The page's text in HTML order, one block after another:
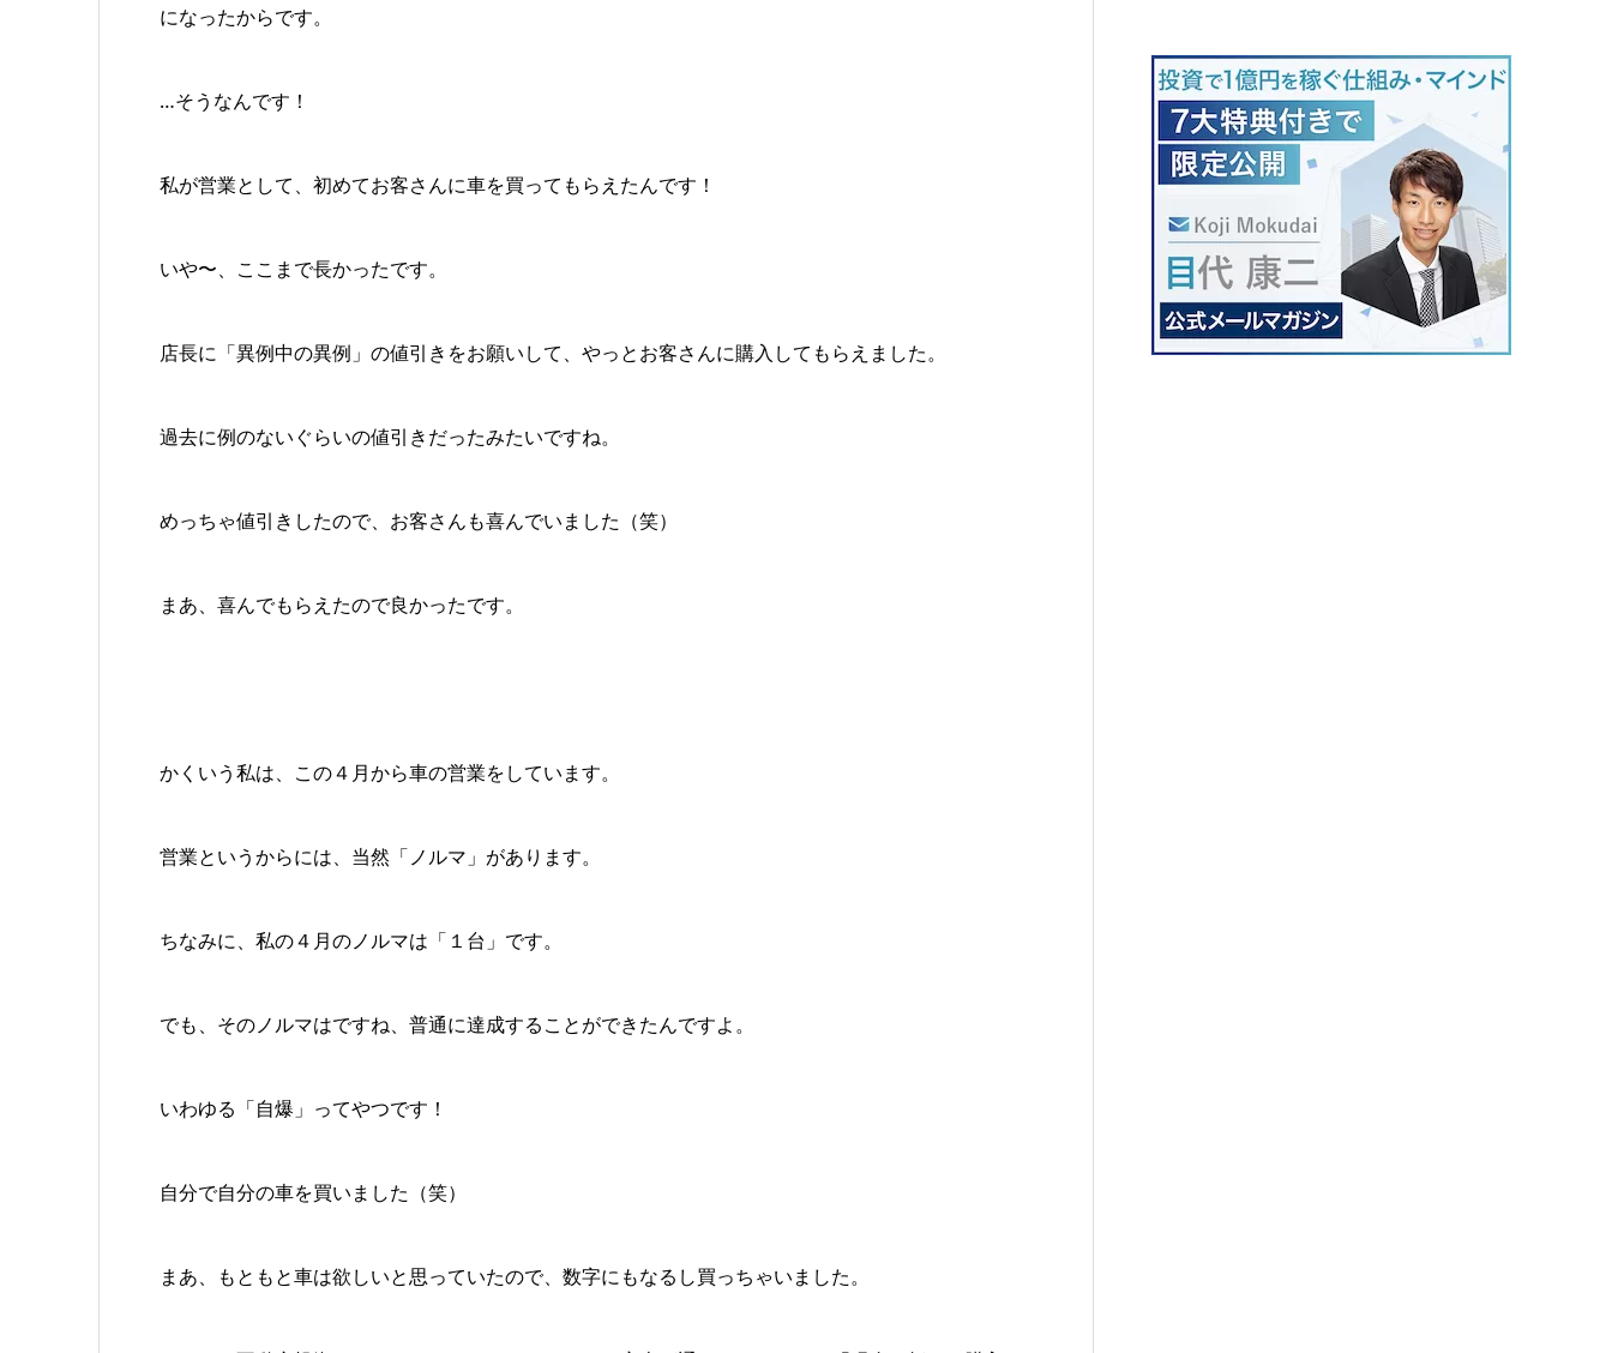
になったからです。
…そうなんです！
私が営業として、初めてお客さんに車を買ってもらえたんです！
いや〜、ここまで長かったです。
店長に「異例中の異例」の値引きをお願いして、やっとお客さんに購入してもらえました。
過去に例のないぐらいの値引きだったみたいですね。
めっちゃ値引きしたので、お客さんも喜んでいました（笑）
まあ、喜んでもらえたので良かったです。
かくいう私は、この４月から車の営業をしています。
営業というからには、当然「ノルマ」があります。
ちなみに、私の４月のノルマは「１台」です。
でも、そのノルマはですね、普通に達成することができたんですよ。
いわゆる「自爆」ってやつです！
自分で自分の車を買いました（笑）
まあ、もともと車は欲しいと思っていたので、数字にもなるし買っちゃいました。